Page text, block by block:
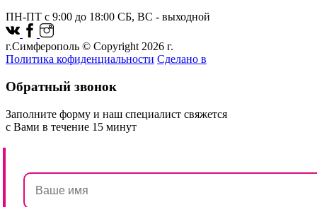
ПН-ПТ с 9:00 до 18:00 СБ, ВС - выходной
г.Симферополь © Copyright 2026 г.
Политика кофиденциальности Сделано в
Обратный звонок
Заполните форму и наш специалист свяжется
с Вами в течение 15 минут